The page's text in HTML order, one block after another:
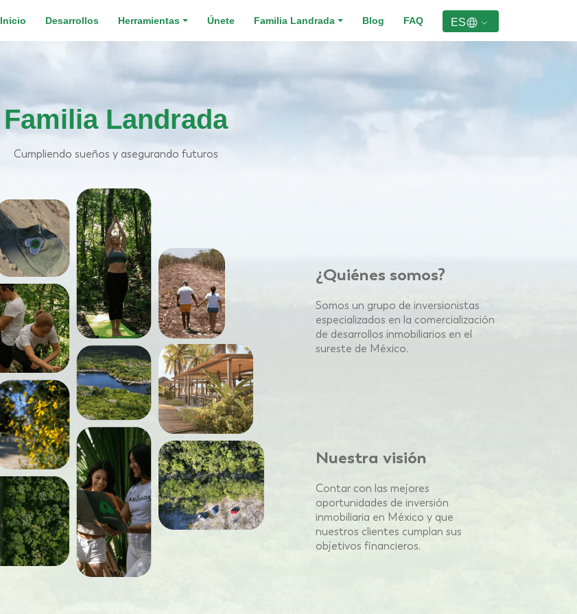
Inicio Desarrollos Herramientas Únete Familia Landrada Blog FAQ ES
Familia Landrada
Cumpliendo sueños y asegurando futuros
¿Quiénes somos?
Somos un grupo de inversionistas
especializados en la comercialización
de desarrollos inmobiliarios en el
sureste de México.
Nuestra visión
Contar con las mejores
oportunidades de inversión
inmobiliaria en México y que
nuestros clientes cumplan sus
objetivos financieros.